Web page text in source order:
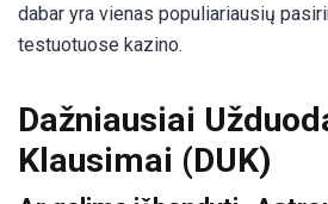
dabar yra vienas populiariausių
testuotuose kazino.
Dažniausiai
Klausimai (DUK)